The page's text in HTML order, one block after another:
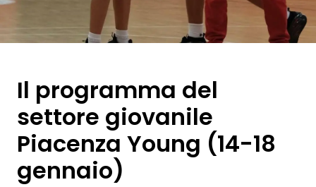
Il programma del
settore giovanile
Piacenza Young (14-18
gennaio)